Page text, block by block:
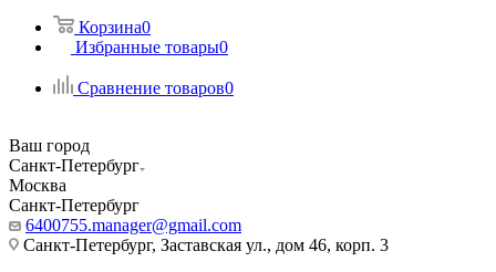
Корзина0
Избранные товары0
Сравнение товаров0
Ваш город
Санкт-Петербург
Москва
Санкт-Петербург
6400755.manager@gmail.com
Санкт-Петербург, Заставская ул., дом 46, корп. 3